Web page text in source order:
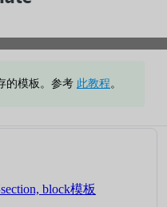
的模板。参考 此教程 。
block模板